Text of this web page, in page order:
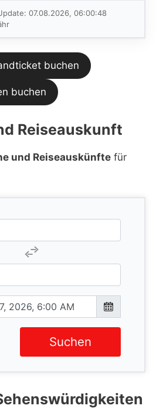
im aktuellen
Feed.
07.08.2026, 06:00:48
buchen
buchen
Reiseauskunft
und Reiseauskünfte für
Suchen